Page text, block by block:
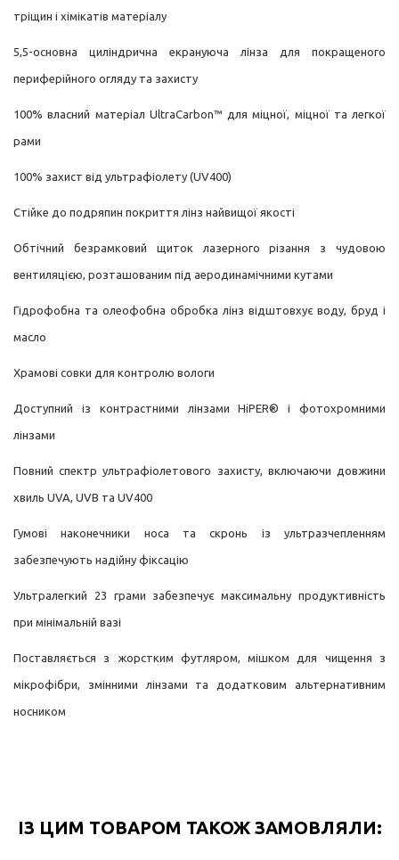
тріщин і хімікатів матеріалу
5,5-основна циліндрична екрануюча лінза для покращеного
периферійного огляду та захисту
100% власний матеріал UltraCarbon™ для міцної, міцної та легкої
рами
100% захист від ультрафіолету (UV400)
Стійке до подряпин покриття лінз найвищої якості
Обтічний безрамковий щиток лазерного різання з чудовою
вентиляцією, розташованим під аеродинамічними кутами
Гідрофобна та олеофобна обробка лінз відштовхує воду, бруд і
масло
Храмові совки для контролю вологи
Доступний із контрастними лінзами HiPER® і фотохромними
лінзами
Повний спектр ультрафіолетового захисту, включаючи довжини
хвиль UVA, UVB та UV400
Гумові наконечники носа та скронь із ультразчепленням
забезпечують надійну фіксацію
Ультралегкий 23 грами забезпечує максимальну продуктивність
при мінімальній вазі
Поставляється з жорстким футляром, мішком для чищення з
мікрофібри, змінними лінзами та додатковим альтернативним
носником
ІЗ ЦИМ ТОВАРОМ ТАКОЖ ЗАМОВЛЯЛИ: